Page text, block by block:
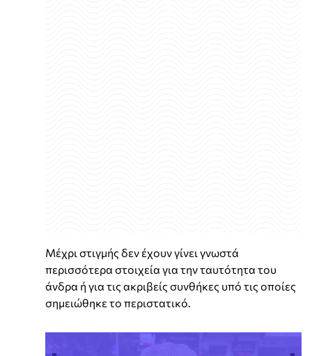
Μέχρι στιγμής δεν έχουν γίνει γνωστά
περισσότερα στοιχεία για την ταυτότητα του
άνδρα ή για τις ακριβείς συνθήκες υπό τις οποίες
σημειώθηκε το περιστατικό.